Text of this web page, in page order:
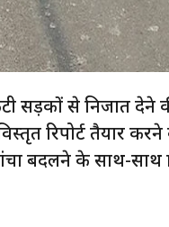
सड़कों से निजात देने
रिपोर्ट तैयार
बदलने के साथ-साथ